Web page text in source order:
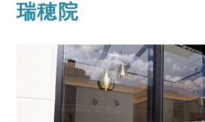
瑞穂院